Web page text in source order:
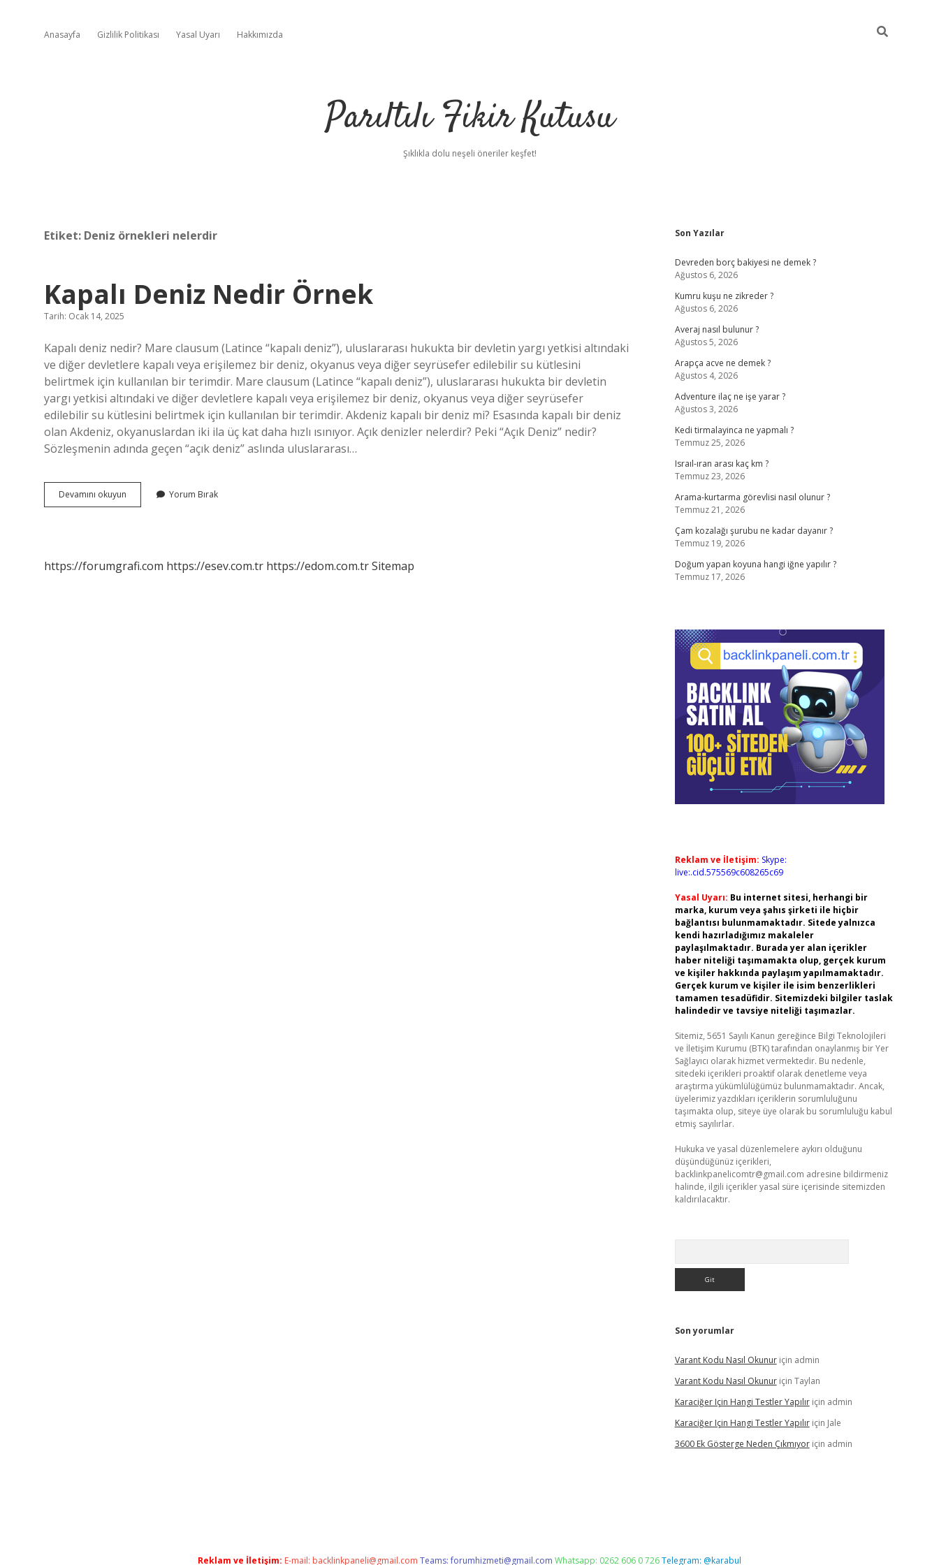
Anasayfa Gizlilik Politikası Yasal Uyarı Hakkımızda
Parıltılı Fikir Kutusu
Şıklıkla dolu neşeli öneriler keşfet!
Etiket: Deniz örnekleri nelerdir
Kapalı Deniz Nedir Örnek
Tarih: Ocak 14, 2025
Kapalı deniz nedir? Mare clausum (Latince “kapalı deniz”), uluslararası hukukta bir devletin yargı yetkisi altındaki
ve diğer devletlere kapalı veya erişilemez bir deniz, okyanus veya diğer seyrüsefer edilebilir su kütlesini
belirtmek için kullanılan bir terimdir. Mare clausum (Latince “kapalı deniz”), uluslararası hukukta bir devletin
yargı yetkisi altındaki ve diğer devletlere kapalı veya erişilemez bir deniz, okyanus veya diğer seyrüsefer
edilebilir su kütlesini belirtmek için kullanılan bir terimdir. Akdeniz kapalı bir deniz mi? Esasında kapalı bir deniz
olan Akdeniz, okyanuslardan iki ila üç kat daha hızlı ısınıyor. Açık denizler nelerdir? Peki “Açık Deniz” nedir?
Sözleşmenin adında geçen “açık deniz” aslında uluslararası…
Devamını okuyun
Deniz
Yorum Bırak
https://forumgrafi.com https://esev.com.tr https://edom.com.trSitemap
Sidebar
Son Yazılar
Devreden borç bakiyesi ne demek ?
Ağustos 6, 2026
Kumru kuşu ne zikreder ?
Ağustos 6, 2026
Averaj nasıl bulunur ?
Ağustos 5, 2026
Arapça acve ne demek ?
Ağustos 4, 2026
Adventure ilaç ne işe yarar ?
Ağustos 3, 2026
Kedi tirmalayinca ne yapmalı ?
Temmuz 25, 2026
Israıl-ıran arası kaç km ?
Temmuz 23, 2026
Arama-kurtarma görevlisi nasıl olunur ?
Temmuz 21, 2026
Çam kozalağı şurubu ne kadar dayanır ?
Temmuz 19, 2026
Doğum yapan koyuna hangi iğne yapılır ?
Temmuz 17, 2026
Reklam ve İletişim: Skype:
live:.cid.575569c608265c69
Yasal Uyarı: Bu internet sitesi, herhangi bir
marka, kurum veya şahıs şirketi ile hiçbir
bağlantısı bulunmamaktadır. Sitede yalnızca
kendi hazırladığımız makaleler
paylaşılmaktadır. Burada yer alan içerikler
haber niteliği taşımamakta olup, gerçek kurum
ve kişiler hakkında paylaşım yapılmamaktadır.
Gerçek kurum ve kişiler ile isim benzerlikleri
tamamen tesadüfidir. Sitemizdeki bilgiler taslak
halindedir ve tavsiye niteliği taşımazlar.
Sitemiz, 5651 Sayılı Kanun gereğince Bilgi Teknolojileri
ve İletişim Kurumu (BTK) tarafından onaylanmış bir Yer
Sağlayıcı olarak hizmet vermektedir. Bu nedenle,
sitedeki içerikleri proaktif olarak denetleme veya
araştırma yükümlülüğümüz bulunmamaktadır. Ancak,
üyelerimiz yazdıkları içeriklerin sorumluluğunu
taşımakta olup, siteye üye olarak bu sorumluluğu kabul
etmiş sayılırlar.
Hukuka ve yasal düzenlemelere aykırı olduğunu
düşündüğünüz içerikleri,
backlinkpanelicomtr@gmail.com adresine bildirmeniz
halinde, ilgili içerikler yasal süre içerisinde sitemizden
kaldırılacaktır.
Son yorumlar
Varant Kodu Nasıl Okunuriçin admin
Varant Kodu Nasıl Okunuriçin Taylan
Karaciğer Için Hangi Testler Yapılıriçin admin
Karaciğer Için Hangi Testler Yapılıriçin Jale
3600 Ek Gösterge Neden Çıkmıyoriçin admin
Reklam ve İletişim: E-mail: backlinkpaneli@gmail.com Teams:forumhizmeti@gmail.com Whatsapp: 0262 606 0 726Telegram: @karabul